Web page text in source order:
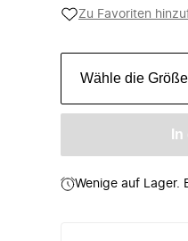
Zu Favoriten
Wähle die Größe
Wenige auf Lager.